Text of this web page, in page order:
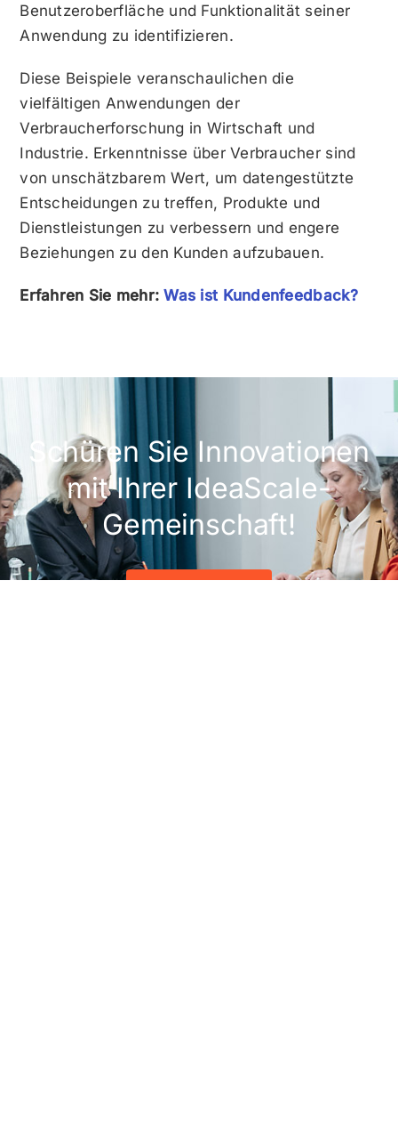
Benutzeroberfläche und Funktionalität seiner
Anwendung zu identifizieren.
Diese Beispiele veranschaulichen die
vielfältigen Anwendungen der
Verbraucherforschung in Wirtschaft und
Industrie. Erkenntnisse über Verbraucher sind
von unschätzbarem Wert, um datengestützte
Entscheidungen zu treffen, Produkte und
Dienstleistungen zu verbessern und engere
Beziehungen zu den Kunden aufzubauen.
Erfahren Sie mehr:Was ist Kundenfeedback?
Schüren Sie Innovationen
mit Ihrer IdeaScale-
Gemeinschaft!